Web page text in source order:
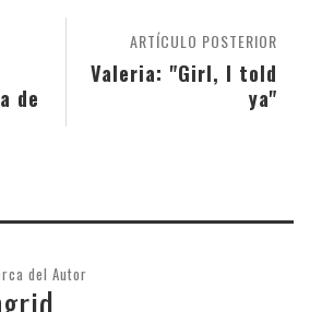
ARTÍCULO POSTERIOR
Valeria: "Girl, I told
ya"
de
del Autor